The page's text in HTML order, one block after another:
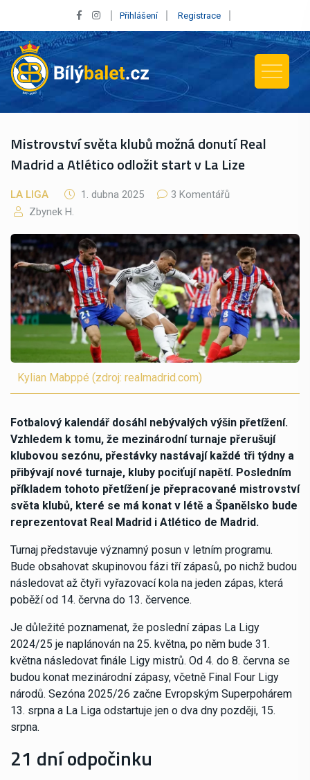
Přihlášení Registrace
Mistrovství světa klubů možná donutí Real
Madrid a Atlético odložit start v La Lize
LA LIGA 1. dubna 2025
3 Komentářů
Zbynek H.
Kylian Mabppé (zdroj: realmadrid.com)
Fotbalový kalendář dosáhl nebývalých výšin přetížení.
Vzhledem k tomu, že mezinárodní turnaje přerušují
klubovou sezónu, přestávky nastávají každé tři týdny a
přibývají nové turnaje, kluby pociťují napětí. Posledním
příkladem tohoto přetížení je přepracované mistrovství
světa klubů, které se má konat v létě a Španělsko bude
reprezentovat Real Madrid i Atlético de Madrid.
Turnaj představuje významný posun v letním programu.
Bude obsahovat skupinovou fázi tří zápasů, po nichž budou
následovat až čtyři vyřazovací kola na jeden zápas, která
poběží od 14. června do 13. července.
Je důležité poznamenat, že poslední zápas La Ligy
2024/25 je naplánován na 25. května, po něm bude 31.
května následovat finále Ligy mistrů. Od 4. do 8. června se
budou konat mezinárodní zápasy, včetně Final Four Ligy
národů. Sezóna 2025/26 začne Evropským Superpohárem
13. srpna a La Liga odstartuje jen o dva dny později, 15.
srpna.
21 dní odpočinku